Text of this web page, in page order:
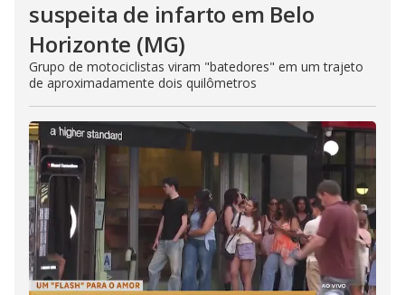
suspeita de infarto em Belo
Horizonte (MG)
Grupo de motociclistas viram "batedores" em um trajeto
de aproximadamente dois quilômetros